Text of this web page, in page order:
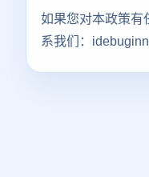
如果您对本政策有
系我们：